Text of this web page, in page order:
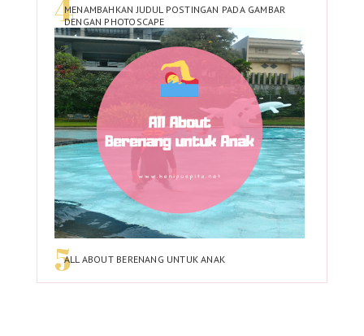
MENAMBAHKAN JUDUL POSTINGAN PADA GAMBAR
DENGAN PHOTOSCAPE
ALL ABOUT BERENANG UNTUK ANAK